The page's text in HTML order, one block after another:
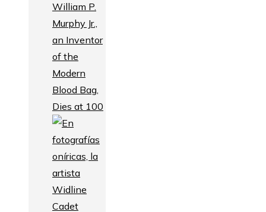
William P.
Murphy Jr.,
an Inventor
of the
Modern
Blood Bag,
Dies at 100